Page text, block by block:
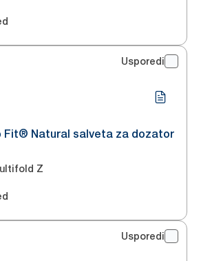
Usporedi
Fit® Natural salveta za dozator
Z
Usporedi